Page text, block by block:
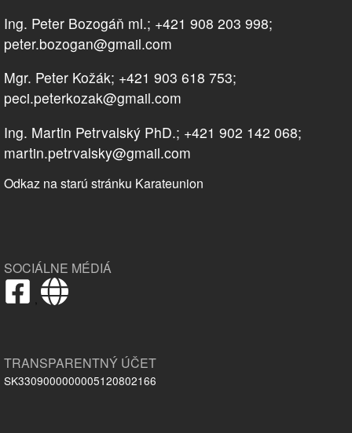
Ing. Peter Bozogáň ml.; +421 908 203 998;
peter.bozogan@gmail.com
Mgr. Peter Kožák; +421 903 618 753;
peci.peterkozak@gmail.com
Ing. Martin Petrvalský PhD.; +421 902 142 068;
martin.petrvalsky@gmail.com
Odkaz na starú stránku Karateunion
SOCIÁLNE MÉDIÁ
,
TRANSPARENTNÝ ÚČET
SK3309000000005120802166